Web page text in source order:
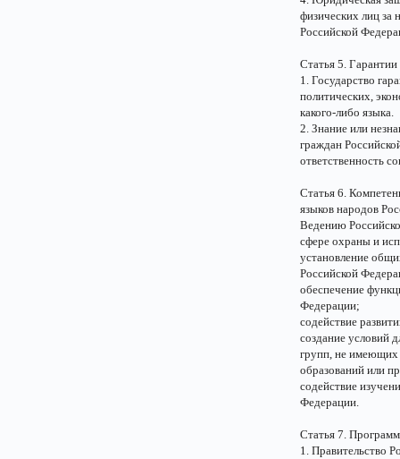
физических лиц за
Российской
Статья 5.
1. Государство
политических,
какого-либо языка.
2. Знание или
граждан
ответственность
Статья 6.
языков народов
Ведению
сфере охраны и
установление
Российской
обеспечение
Федерации;
содействие
создание условий
групп, не имеющих
образований или
содействие
Федерации.
Статья 7.
1. Правительство